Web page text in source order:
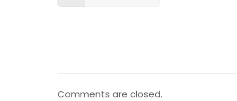
Comments are closed.